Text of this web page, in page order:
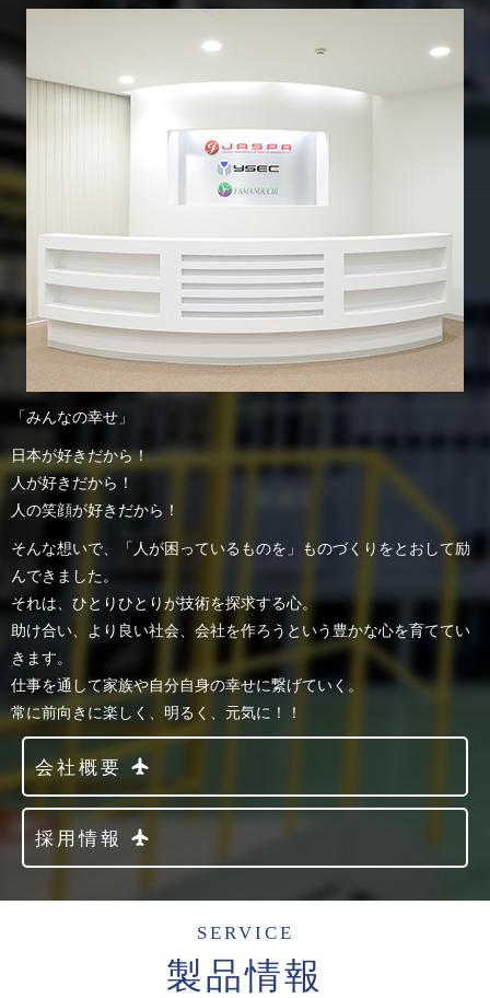
「みんなの幸せ」
日本が好きだから！
人が好きだから！
人の笑顔が好きだから！
そんな想いで、「人が困っているものを」ものづくりをとおして励
んできました。
それは、ひとりひとりが技術を探求する心。
助け合い、より良い社会、会社を作ろうという豊かな心を育ててい
きます。
仕事を通して家族や自分自身の幸せに繋げていく。
常に前向きに楽しく、明るく、元気に！！
会社概要
採用情報
SERVICE
製品情報